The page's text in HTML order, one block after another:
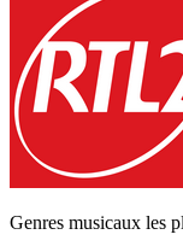
Genres musicaux les